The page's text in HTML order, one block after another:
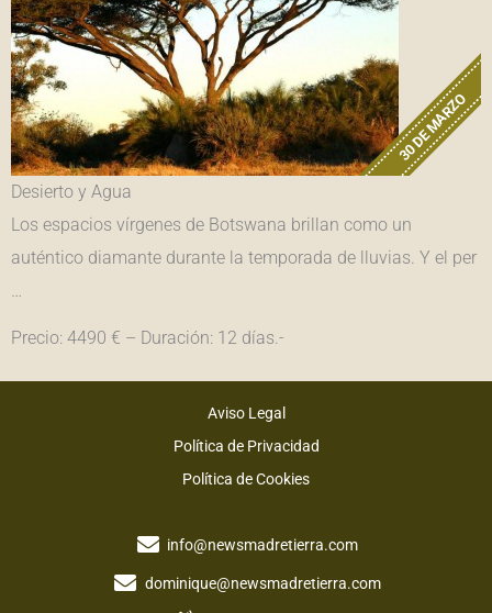
30 DE MARZO
Desierto y Agua
Los espacios vírgenes de Botswana brillan como un
auténtico diamante durante la temporada de lluvias. Y el per
…
Precio: 4490 € – Duración: 12 días.-
Aviso Legal
Política de Privacidad
Política de Cookies
info@newsmadretierra.com
dominique@newsmadretierra.com